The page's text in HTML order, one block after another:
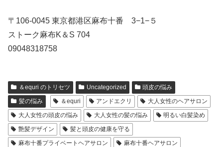
〒106-0045 東京都港区麻布十番 3−1−５
ストーク麻布K＆S 704
09048318758
＆equri のトリセツ Uncategorized
頭皮の悩み
髪の悩み
＆equri アンドエクリ
大人女性のヘアサロン
大人女性の頭皮の悩み
大人女性の髪の悩み
明るい白髪染め
艶髪デザイン
髪と頭皮の健康を守る
麻布十番プライベートヘアサロン
麻布十番ヘアサロン